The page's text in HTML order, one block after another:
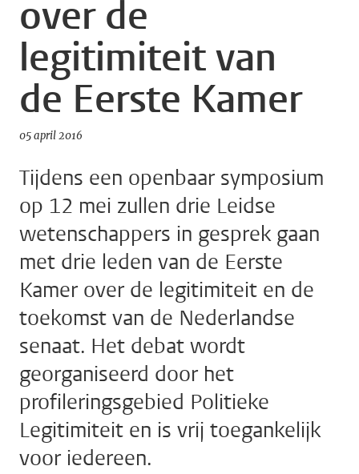
over de
legitimiteit van
de Eerste Kamer
05 april 2016
Tijdens een openbaar symposium
op 12 mei zullen drie Leidse
wetenschappers in gesprek gaan
met drie leden van de Eerste
Kamer over de legitimiteit en de
toekomst van de Nederlandse
senaat. Het debat wordt
georganiseerd door het
profileringsgebied Politieke
Legitimiteit en is vrij toegankelijk
voor iedereen.